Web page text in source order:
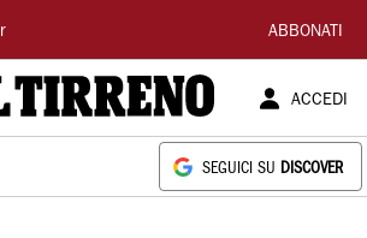
ABBONATI
ACCEDI
SEGUICI SU DISCOVER